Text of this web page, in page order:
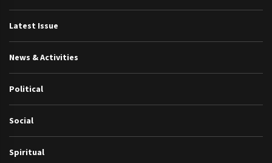
Latest Issue
News & Activities
Political
Social
Spiritual